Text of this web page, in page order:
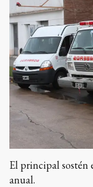
El principal sostén
anual.